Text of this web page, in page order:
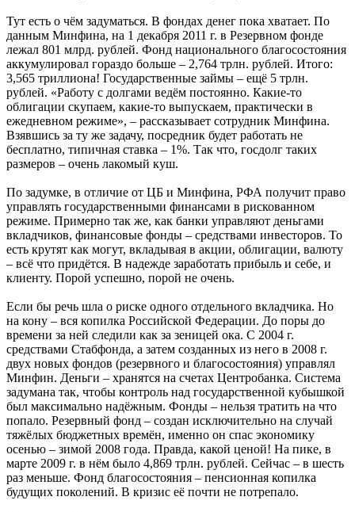
Тут есть о чём задуматься. В фондах денег пока хватает. По
данным Минфина, на 1 декабря 2011 г. в Резервном фонде
лежал 801 млрд. рублей. Фонд национального благосостояния
аккумулировал гораздо больше – 2,764 трлн. рублей. Итого:
3,565 триллиона! Государственные займы – ещё 5 трлн.
рублей. «Работу с долгами ведём постоянно. Какие-то
облигации скупаем, какие-то выпускаем, практически в
ежедневном режиме», – рассказывает сотрудник Минфина.
Взявшись за ту же задачу, посредник будет работать не
бесплатно, типичная ставка – 1%. Так что, госдолг таких
размеров – очень лакомый куш.
По задумке, в отличие от ЦБ и Минфина, РФА получит право
управлять государственными финансами в рискованном
режиме. Примерно так же, как банки управляют деньгами
вкладчиков, финансовые фонды – средствами инвесторов. То
есть крутят как могут, вкладывая в акции, облигации, валюту
– всё что придётся. В надежде заработать прибыль и себе, и
клиенту. Порой успешно, порой не очень.
Если бы речь шла о риске одного отдельного вкладчика. Но
на кону – вся копилка Российской Федерации. До поры до
времени за ней следили как за зеницей ока. С 2004 г.
средствами Стабфонда, а затем созданных из него в 2008 г.
двух новых фондов (резервного и благосостояния) управлял
Минфин. Деньги – хранятся на счетах Центробанка. Система
задумана так, чтобы контроль над государственной кубышкой
был максимально надёжным. Фонды – нельзя тратить на что
попало. Резервный фонд – создан исключительно на случай
тяжёлых бюджетных времён, именно он спас экономику
осенью – зимой 2008 года. Правда, какой ценой! На пике, в
марте 2009 г. в нём было 4,869 трлн. рублей. Сейчас – в шесть
раз меньше. Фонд благосостояния – пенсионная копилка
будущих поколений. В кризис её почти не потрепало.